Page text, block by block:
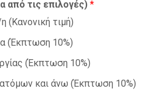
από τις επιλογές) *
(Κανονική τιμή)
(Έκπτωση 10%)
(Έκπτωση 10%)
και άνω (Έκπτωση 10%)